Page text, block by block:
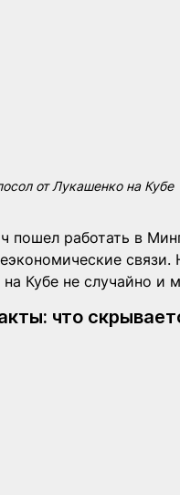
от Лукашенко на Кубе
пошел работать в
Кубе не случайно и
что